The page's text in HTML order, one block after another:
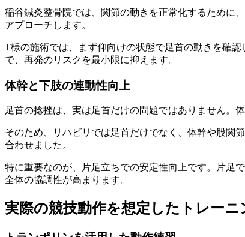
稲谷鍼灸整骨院では、関節の動きを正常化するために
アプローチします。
T様の施術では、まず仰向けの状態で足首の動きを確
で、再発のリスクを最小限に抑えます。
体幹と下肢の連動性向上
足首の捻挫は、実は足首だけの問題ではありません。
そのため、リハビリでは足首だけでなく、体幹や股関
合わせました。
特に重要なのが、片足立ちでの安定性向上です。片足
全体の協調性が高まります。
実際の競技動作を想定したトレーニ